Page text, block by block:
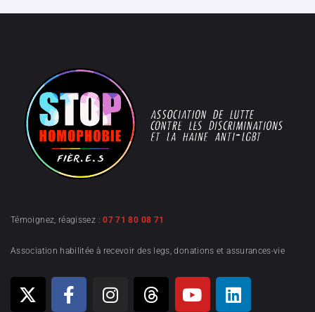
Témoignez, réagissez :07 71 80 08 71
Association habilitée à recevoir des legs, donations et assurances-vie